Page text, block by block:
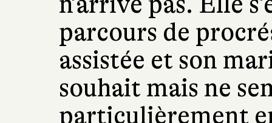
parcours de
assistée et son
souhait mais ne
particulièrement